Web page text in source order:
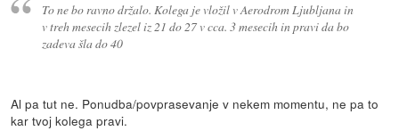
To ne bo ravno držalo. Kolega je vložil v Aerodrom Ljubljana in
v treh mesecih zlezel iz 21 do 27 v cca. 3 mesecih in pravi da bo
zadeva šla do 40
Al pa tut ne. Ponudba/povprasevanje v nekem momentu, ne pa to
kar tvoj kolega pravi.